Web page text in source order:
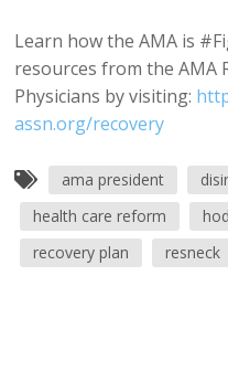
Learn how the AMA is
resources from the AMA
Physicians by visiting:
assn.org/recovery
ama president
health care reform
hod
recovery plan
resneck